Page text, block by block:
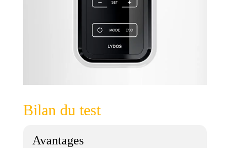
Bilan du test
Avantages